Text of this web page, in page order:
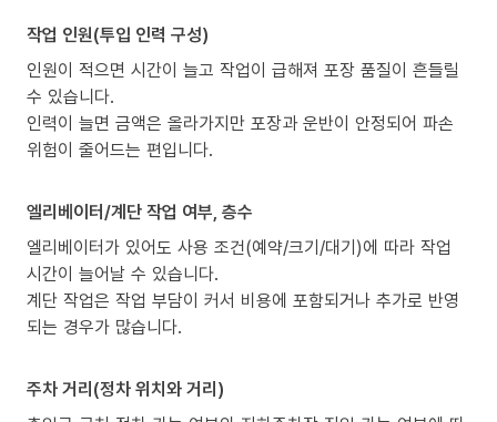
작업 인원(투입 인력 구성)
인원이 적으면 시간이 늘고 작업이 급해져 포장 품질이 흔들릴
수 있습니다.
인력이 늘면 금액은 올라가지만 포장과 운반이 안정되어 파손
위험이 줄어드는 편입니다.
엘리베이터/계단 작업 여부, 층수
엘리베이터가 있어도 사용 조건(예약/크기/대기)에 따라 작업
시간이 늘어날 수 있습니다.
계단 작업은 작업 부담이 커서 비용에 포함되거나 추가로 반영
되는 경우가 많습니다.
주차 거리(정차 위치와 거리)